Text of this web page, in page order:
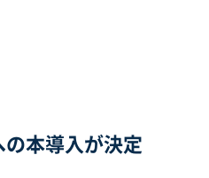
本導入が決定